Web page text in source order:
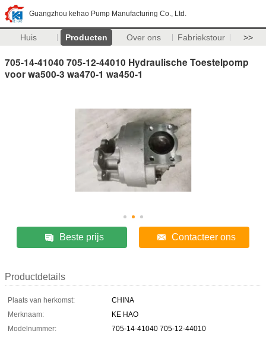
Guangzhou kehao Pump Manufacturing Co., Ltd.
Huis Producten Over ons Fabriekstour >>
705-14-41040 705-12-44010 Hydraulische Toestelpomp
voor wa500-3 wa470-1 wa450-1
Beste prijs Contacteer ons
Productdetails
Plaats van herkomst:
CHINA
Merknaam:
KE HAO
Modelnummer:
705-14-41040 705-12-44010